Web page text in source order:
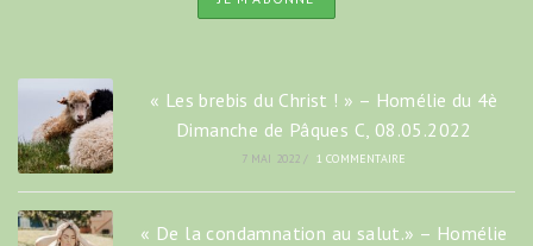
« Les brebis du Christ ! » – Homélie du 4è
Dimanche de Pâques C, 08.05.2022
7 MAI 2022 / 1 COMMENTAIRE
« De la condamnation au salut.» – Homélie